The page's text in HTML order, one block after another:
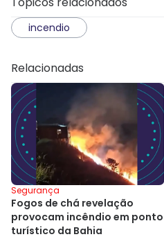
incendio
Relacionadas
Segurança
Fogos de chá revelação
provocam incêndio em ponto
turístico da Bahia